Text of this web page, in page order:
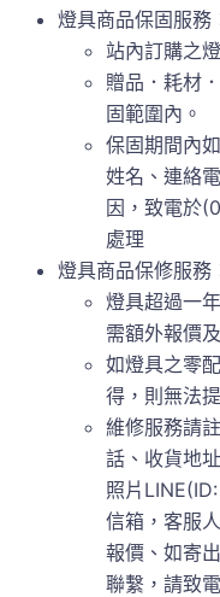
燈具商品保固服務
站內訂購之
贈品．耗材
固範圍內。
保固期間內
姓名、連絡
因，致電於
處理
燈具商品保修服務
燈具超過一
需額外報價
如燈具之零
得，則無法
維修服務請
話、收貨地
照片
信箱，客服
報價、如寄
聯繫，請致